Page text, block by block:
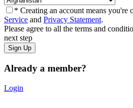
* Creating an account means you're
Service and Privacy Statement.
Please agree to all the terms and
next step
Already a member?
Login